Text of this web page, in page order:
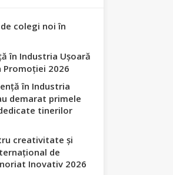
colegi noi în
în Industria Ușoară
Promoției 2026
în Industria
demarat primele
tinerilor
creativitate și
de
Inovativ 2026